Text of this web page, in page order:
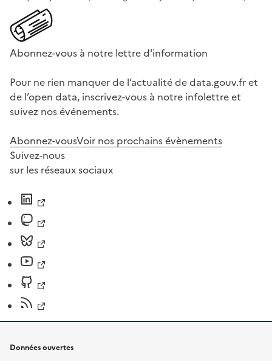
Abonnez-vous à notre lettre d'information
Pour ne rien manquer de l’actualité de data.gouv.fr et
de l’open data, inscrivez-vous à notre infolettre et
suivez nos événements.
Abonnez-vousVoir nos prochains évènements
Suivez-nous
sur les réseaux sociaux
Données ouvertes